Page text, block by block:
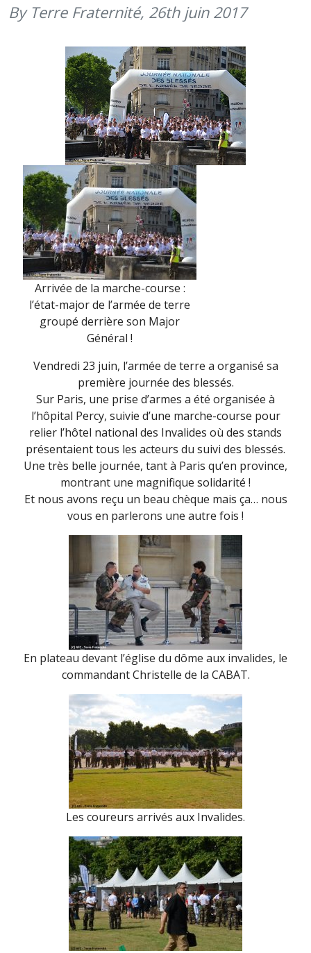
By Terre Fraternité, 26th juin 2017
Arrivée de la marche-course :
l’état-major de l’armée de terre
groupé derrière son Major
Général !
Vendredi 23 juin, l’armée de terre a organisé sa
première journée des blessés.
Sur Paris, une prise d’armes a été organisée à
l’hôpital Percy, suivie d’une marche-course pour
relier l’hôtel national des Invalides où des stands
présentaient tous les acteurs du suivi des blessés.
Une très belle journée, tant à Paris qu’en province,
montrant une magnifique solidarité !
Et nous avons reçu un beau chèque mais ça… nous
vous en parlerons une autre fois !
En plateau devant l’église du dôme aux invalides, le
commandant Christelle de la CABAT.
Les coureurs arrivés aux Invalides.